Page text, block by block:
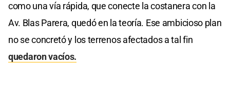
como una vía rápida, que conecte la costanera con la
Av. Blas Parera, quedó en la teoría. Ese ambicioso plan
no se concretó y los terrenos afectados a tal fin
quedaron vacíos.